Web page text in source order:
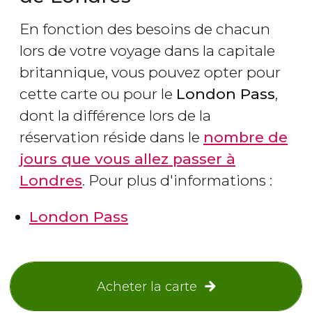
En fonction des besoins de chacun
lors de votre voyage dans la capitale
britannique, vous pouvez opter pour
cette carte ou pour le London Pass,
dont la différence lors de la
réservation réside dans le nombre de
jours que vous allez passer à
Londres. Pour plus d'informations :
London Pass
Acheter la carte